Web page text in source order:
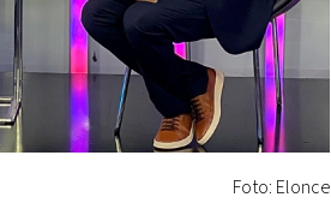
Foto: Elonce